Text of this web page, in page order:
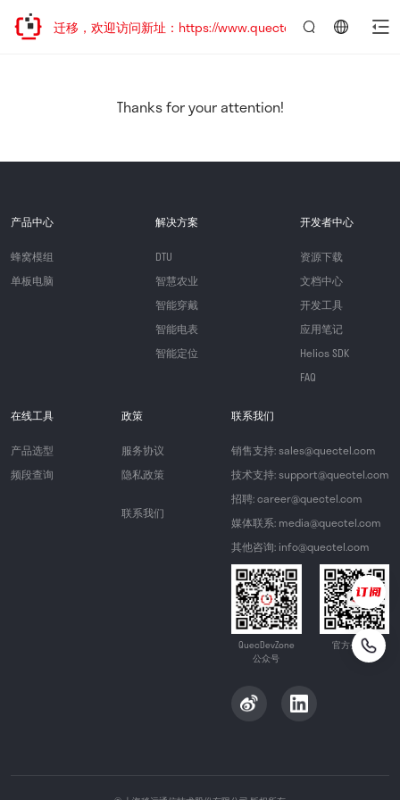
地址已迁移，欢迎访问新址：https://www.quectel.com.cn
Thanks for your attention!
产品中心
蜂窝模组
单板电脑
解决方案
DTU
智慧农业
智能穿戴
智能电表
智能定位
开发者中心
资源下载
文档中心
开发工具
应用笔记
Helios SDK
FAQ
在线工具
产品选型
频段查询
政策
服务协议
隐私政策
联系我们
联系我们
销售支持: sales@quectel.com
技术支持: support@quectel.com
招聘: career@quectel.com
媒体联系: media@quectel.com
其他咨询: info@quectel.com
QuecDevZone
公众号
官方公众号